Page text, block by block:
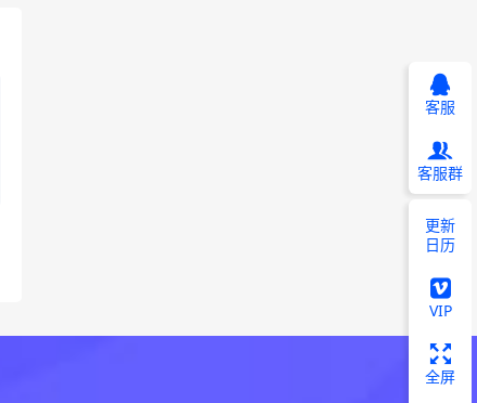
客服
客服群
更新
日历
VIP
全屏